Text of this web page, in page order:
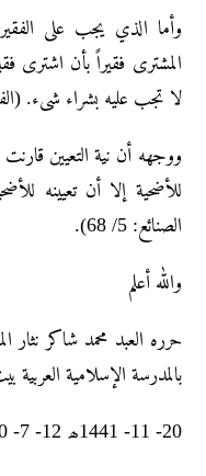
وأما الذي یجب علی
المشتری فقیراً بأن اشتری
لا تجب علیه بشراء شیء. (الفتاوى
ووجهه أن نیة التعیین
للأضحیة إلا أن تعیینه
الصنائع: 5/ 68).
والله أعلم
حرره العبد محمد شاکر نثار
بالمدرسة الإسلامية العربية
20- 11- 1441ھ 12- 7- 2020م الأحد.